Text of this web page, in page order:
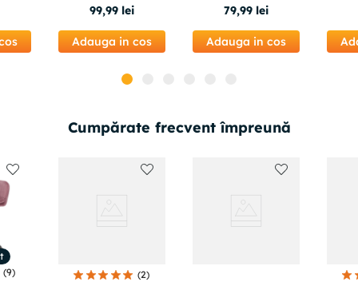
99,99 lei
Adauga in cos
79,99 lei
Adauga in cos
Cumpărate frecvent împreună
(9)
(2)